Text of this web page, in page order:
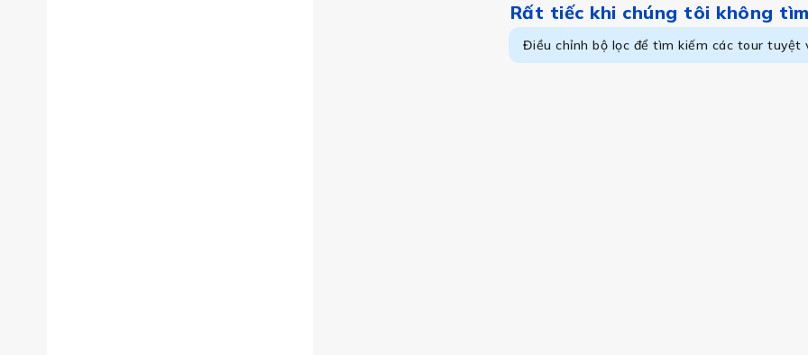
Rất tiếc khi chúng tôi không
Điều chỉnh bộ lọc để tìm kiếm các tour tuyệt